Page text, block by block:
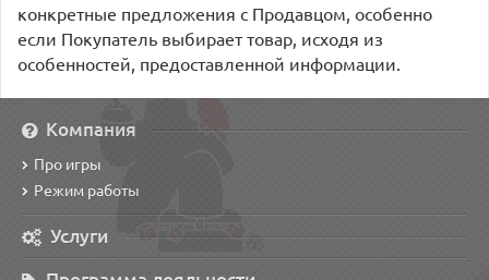
конкретные предложения с Продавцом, особенно
если Покупатель выбирает товар, исходя из
особенностей, предоставленной информации.
Компания
Про игры
Режим работы
Услуги